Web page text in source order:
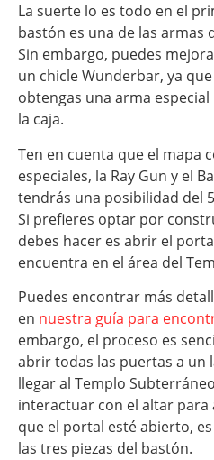
La suerte lo es todo en el
bastón es una de las armas
Sin embargo, puedes
un chicle Wunderbar, ya
obtengas una arma
la caja.
Ten en cuenta que el mapa
especiales, la Ray Gun y el
tendrás una posibilidad del
Si prefieres optar por
debes hacer es abrir el
encuentra en el área del
Puedes encontrar más
en nuestra guía para
embargo, el proceso es
abrir todas las puertas a un
llegar al Templo
interactuar con el altar para
que el portal esté abierto,
las tres piezas del bastón.